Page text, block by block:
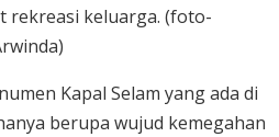
rekreasi keluarga. (foto-
Kapal Selam yang ada di
berupa wujud kemegahan